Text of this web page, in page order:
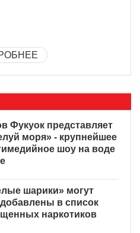
Фукуок представляет
моря» - крупнейшее
шоу на воде
шарики» могут
в список
наркотиков